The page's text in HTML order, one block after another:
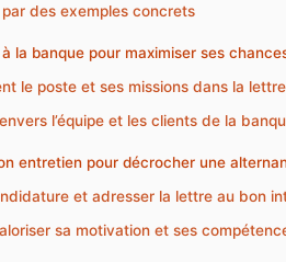
des exemples concrets
la banque pour maximiser ses
le poste et ses missions dans la
l’équipe et les clients de la
entretien pour décrocher une
et adresser la lettre au bon
sa motivation et ses